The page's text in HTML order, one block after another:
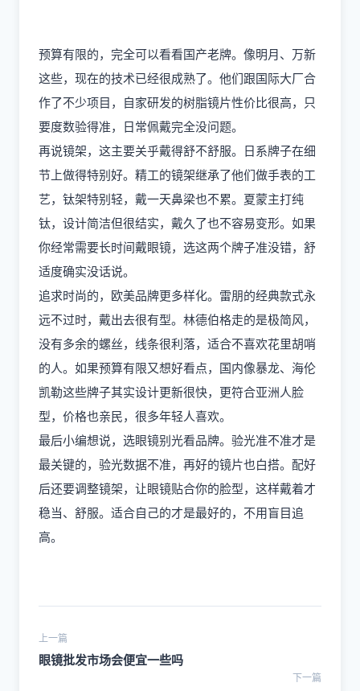
预算有限的，完全可以看看国产老牌。像明月、万新
这些，现在的技术已经很成熟了。他们跟国际大厂合
作了不少项目，自家研发的树脂镜片性价比很高，只
要度数验得准，日常佩戴完全没问题。
再说镜架，这主要关乎戴得舒不舒服。日系牌子在细
节上做得特别好。精工的镜架继承了他们做手表的工
艺，钛架特别轻，戴一天鼻梁也不累。夏蒙主打纯
钛，设计简洁但很结实，戴久了也不容易变形。如果
你经常需要长时间戴眼镜，选这两个牌子准没错，舒
适度确实没话说。
追求时尚的，欧美品牌更多样化。雷朋的经典款式永
远不过时，戴出去很有型。林德伯格走的是极简风，
没有多余的螺丝，线条很利落，适合不喜欢花里胡哨
的人。如果预算有限又想好看点，国内像暴龙、海伦
凯勒这些牌子其实设计更新很快，更符合亚洲人脸
型，价格也亲民，很多年轻人喜欢。
最后小编想说，选眼镜别光看品牌。验光准不准才是
最关键的，验光数据不准，再好的镜片也白搭。配好
后还要调整镜架，让眼镜贴合你的脸型，这样戴着才
稳当、舒服。适合自己的才是最好的，不用盲目追
高。
上一篇
眼镜批发市场会便宜一些吗
下一篇